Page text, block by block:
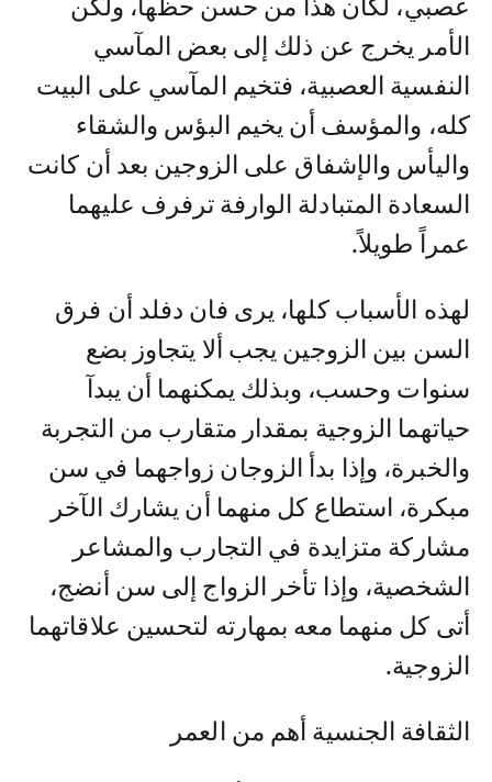
عصبي، لكان هذا من حسن حظها، ولكن
الأمر يخرج عن ذلك إلى بعض المآسي
النفسية العصبية، فتخيم المآسي على البيت
كله، والمؤسف أن يخيم البؤس والشقاء
واليأس والإشفاق على الزوجين بعد أن كانت
السعادة المتبادلة الوارفة ترفرف عليهما
عمراً طويلاً.
لهذه الأسباب كلها، يرى فان دفلد أن فرق
السن بين الزوجين يجب ألا يتجاوز بضع
سنوات وحسب، وبذلك يمكنهما أن يبدآ
حياتهما الزوجية بمقدار متقارب من التجربة
والخبرة، وإذا بدأ الزوجان زواجهما في سن
مبكرة، استطاع كل منهما أن يشارك الآخر
مشاركة متزايدة في التجارب والمشاعر
الشخصية، وإذا تأخر الزواج إلى سن أنضج،
أتى كل منهما معه بمهارته لتحسين علاقاتهما
الزوجية.
الثقافة الجنسية أهم من العمر